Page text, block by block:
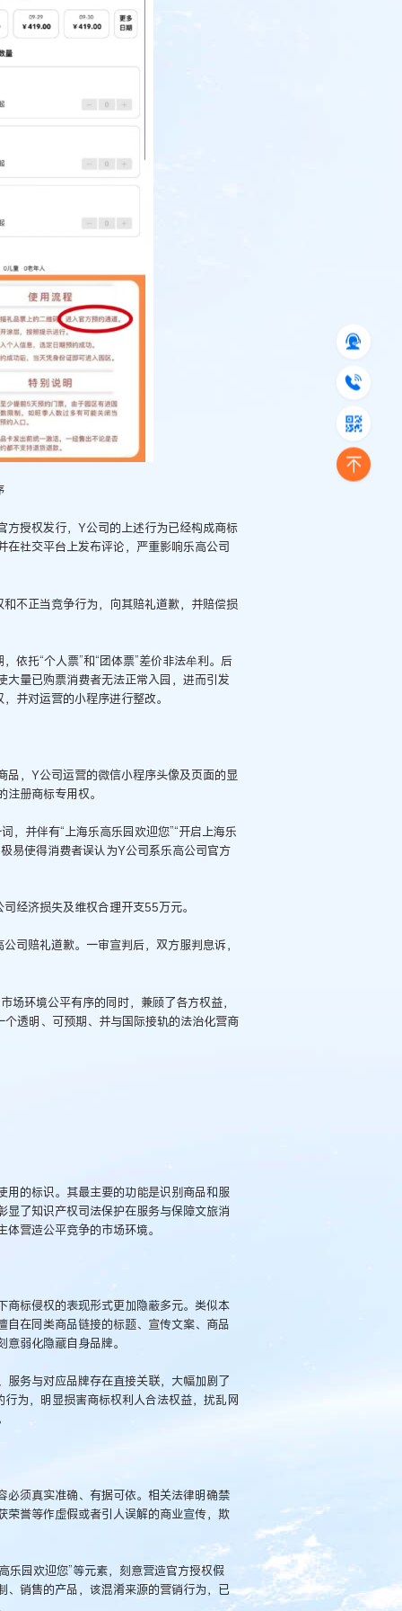
方授权发行，Y公司的上述行为已经构成商标
社交平台上发布评论，严重影响乐高公司
不正当竞争行为，向其赔礼道歉，并赔偿损
依托“个人票”和“团体票”差价非法牟利。后
量已购票消费者无法正常入园，进而引发
并对运营的小程序进行整改。
，Y公司运营的微信小程序头像及页面的显
册商标专用权。
，并伴有“上海乐高乐园欢迎您”“开启上海乐
易使得消费者误认为Y公司系乐高公司官方
经济损失及维权合理开支55万元。
司赔礼道歉。一审宣判后，双方服判息诉，
场环境公平有序的同时，兼顾了各方权益，
透明、可预期、并与国际接轨的法治化营商
用的标识。其最主要的功能是识别商品和服
了知识产权司法保护在服务与保障文旅消
营造公平竞争的市场环境。
商标侵权的表现形式更加隐蔽多元。类似本
在同类商品链接的标题、宣传文案、商品
弱化隐藏自身品牌。
务与对应品牌存在直接关联，大幅加剧了
为，明显损害商标权利人合法权益，扰乱网
必须真实准确、有据可依。相关法律明确禁
荣誉等作虚假或者引人误解的商业宣传，欺
乐园欢迎您”等元素，刻意营造官方授权假
销售的产品，该混淆来源的营销行为，已